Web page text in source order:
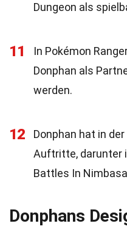
Dungeon als
11
In Pokémon
Donphan als
werden.
12
Donphan hat in
Auftritte, darunter
Battles In
Donphans